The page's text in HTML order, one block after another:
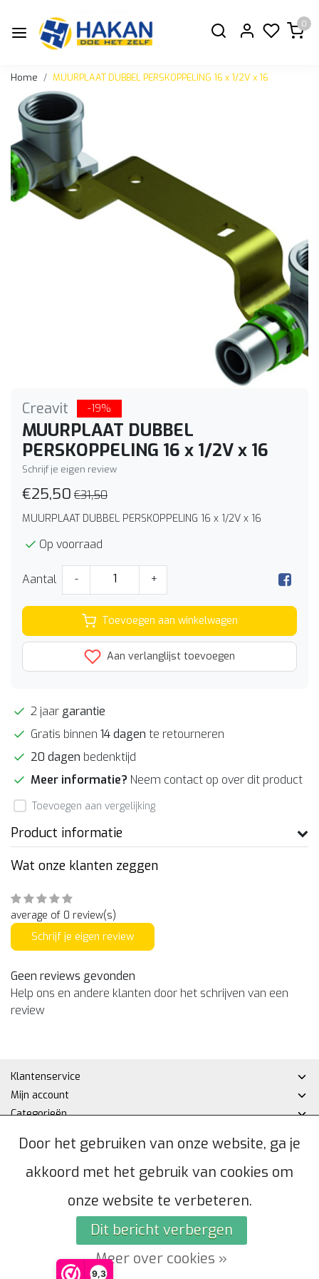
9,3
0
Home MUURPLAAT DUBBEL PERSKOPPELING 16 x 1/2V x 16
Creavit -19%
MUURPLAAT DUBBEL
PERSKOPPELING 16 x 1/2V x 16
Schrijf je eigen review
€25,50 €31,50
MUURPLAAT DUBBEL PERSKOPPELING 16 x 1/2V x 16
Op voorraad
Aantal - +
Toevoegen aan winkelwagen
Aan verlanglijst toevoegen
2 jaar garantie
Gratis binnen 14 dagen te retourneren
20 dagen bedenktijd
Meer informatie? Neem contact op over dit product
Toevoegen aan vergelijking
Product informatie
Wat onze klanten zeggen
average of 0 review(s)
Schrijf je eigen review
Geen reviews gevonden
Help ons en andere klanten door het schrijven van een
review
Klantenservice
Mijn account
Categorieën
© Copyright 2026 - Hakan DHZ | Realisatie InStijl Media
Door het gebruiken van onze website, ga je
akkoord met het gebruik van cookies om
onze website te verbeteren.
Dit bericht verbergen
Meer over cookies »